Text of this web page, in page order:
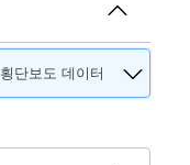
횡단보도 데이터